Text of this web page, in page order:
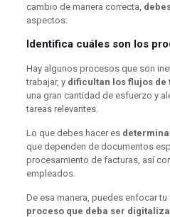
cambio de manera correcta,
aspectos:
Identifica cuáles son los
Hay algunos procesos que son
trabajar, y dificultan los flujos de
una gran cantidad de esfuerzo y
tareas relevantes.
Lo que debes hacer es
que dependen de documentos
procesamiento de facturas, así
empleados.
De esa manera, puedes enfocar tu
proceso que deba ser